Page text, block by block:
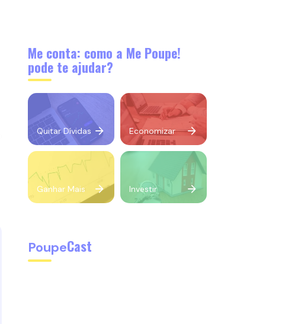
Me conta: como a Me Poupe!
pode te ajudar?
Quitar Dívidas Economizar
Ganhar Mais Investir
PoupeCast